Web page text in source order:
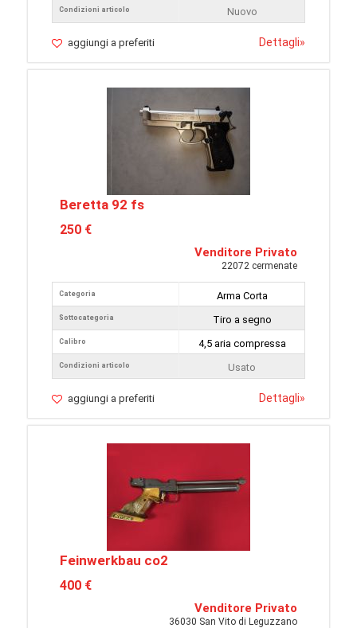
Condizioni articolo
Nuovo
aggiungi a preferiti Dettagli»
Beretta 92 fs
250 €
Venditore Privato
22072 cermenate
Categoria
Sottocategoria
Calibro
Condizioni articolo
Arma Corta
Tiro a segno
4,5 aria compressa
Usato
aggiungi a preferiti Dettagli»
Feinwerkbau co2
400 €
Venditore Privato
36030 San Vito di Leguzzano